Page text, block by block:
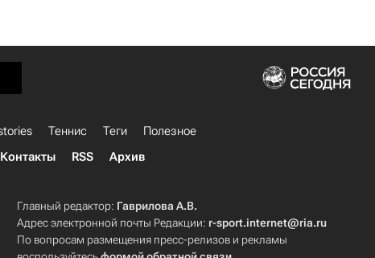
Теннис Теги
Полезное
Контакты RSS Архив
Главный редактор: Гаврилова А.В.
Адрес электронной почты Редакции: r-sport.internet@ria.ru
По вопросам размещения пресс-релизов и рекламы